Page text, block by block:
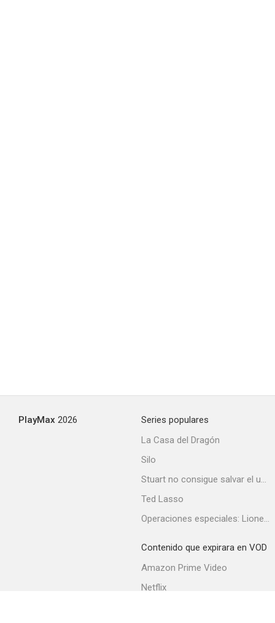
PlayMax 2026
Series populares
La Casa del Dragón
Silo
Stuart no consigue salvar el universo
Ted Lasso
Operaciones especiales: Lioness
Contenido que expirara en VOD
Amazon Prime Video
Netflix